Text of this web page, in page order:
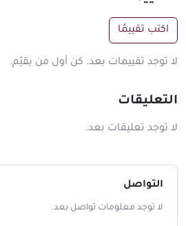
اكتب تقييمًا
لا توجد تقييمات بعد. كن أول من يقيّم.
التعليقات
لا توجد تعليقات بعد.
التواصل
لا توجد معلومات تواصل بعد.